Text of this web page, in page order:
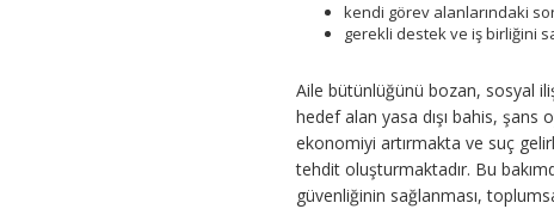
kendi görev alanlarındaki
gerekli destek ve iş birliğini
Aile bütünlüğünü bozan, sosyal
hedef alan yasa dışı bahis, şans
ekonomiyi artırmakta ve suç
tehdit oluşturmaktadır. Bu
güvenliğinin sağlanması,